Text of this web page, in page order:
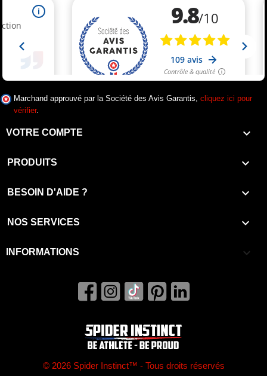
(1 avis)
Marchand approuvé par la Société des Avis Garantis, cliquez ici pour
vérifier.
VOTRE COMPTE 
PRODUITS 
BESOIN D'AIDE ? 
NOS SERVICES 
INFORMATIONS keyboard_arrow_down
© 2026 Spider Instinct™ - Tous droits réservés